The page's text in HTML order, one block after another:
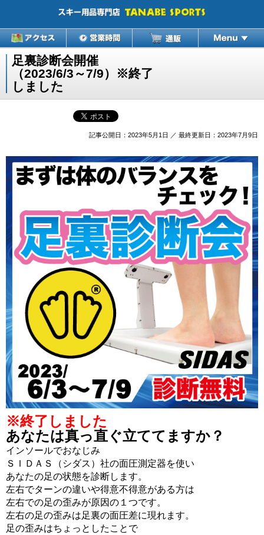
足裏診断会開催
（2023/6/3～7/9）※終了
しました
記事公開日：2023年5月1日 ／ 最終更新日：2023年7月9日
※終了しました
あなたは真っ直ぐ立ててますか？
インソールでおなじみ
ＳＩＤＡＳ（シダス）社の面圧測定器を使い
あなたの足の状態を診断します。
左右でターンの違いや得意不得意がある方は
左右での足の歪みが原因の１つです。
左右の足の歪みは足裏の面圧差に現れます。
足の歪みはちょっとしたことで